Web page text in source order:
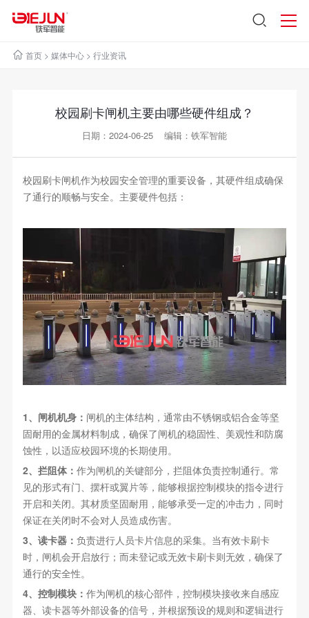
首页> 媒体中心> 行业资讯
校园刷卡闸机主要由哪些硬件组成？
日期：2024-06-25 编辑：铁军智能
校园刷卡闸机作为校园安全管理的重要设备，其硬件组成确保
了通行的顺畅与安全。主要硬件包括：
1、闸机机身： 闸机的主体结构，通常由不锈钢或铝合金等坚
固耐用的金属材料制成，确保了闸机的稳固性、美观性和防腐
蚀性，以适应校园环境的长期使用。
2、拦阻体： 作为闸机的关键部分，拦阻体负责控制通行。常
见的形式有门、摆杆或翼片等，能够根据控制模块的指令进行
开启和关闭。其材质坚固耐用，能够承受一定的冲击力，同时
保证在关闭时不会对人员造成伤害。
3、读卡器： 负责进行人员卡片信息的采集。当有效卡刷卡
时，闸机会开启放行；而未登记或无效卡刷卡则无效，确保了
通行的安全性。
4、控制模块： 作为闸机的核心部件，控制模块接收来自感应
器、读卡器等外部设备的信号，并根据预设的规则和逻辑进行